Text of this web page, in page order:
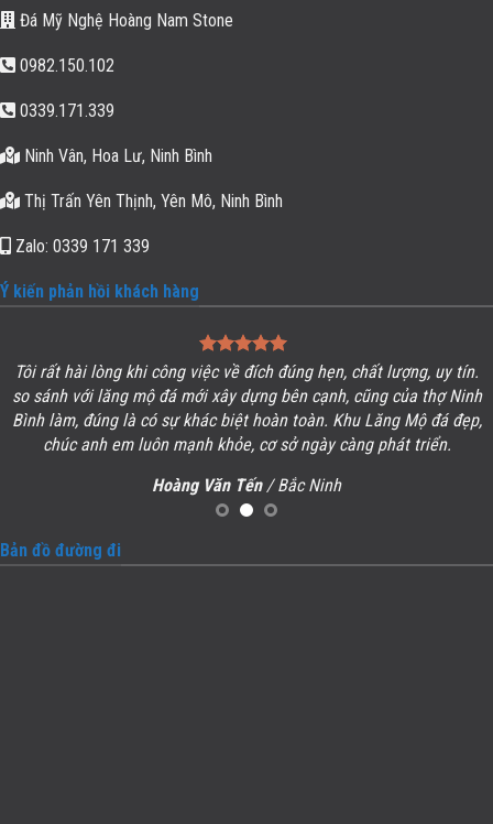
Đá Mỹ Nghệ Hoàng Nam Stone
0982.150.102
0339.171.339
Ninh Vân, Hoa Lư, Ninh Bình
Thị Trấn Yên Thịnh, Yên Mô, Ninh Bình
Zalo: 0339 171 339
Ý kiến phản hồi khách hàng
Tôi rất hài lòng khi công việc về đích đúng hẹn, chất lượng, uy tín.
so sánh với lăng mộ đá mới xây dựng bên cạnh, cũng của thợ Ninh
Bình làm, đúng là có sự khác biệt hoàn toàn. Khu Lăng Mộ đáđẹp,
chúc anh em luôn mạnh khỏe, cơ sở ngày càng phát triển.
Hoàng Văn Tến / Bắc Ninh
Bản đồ đường đi